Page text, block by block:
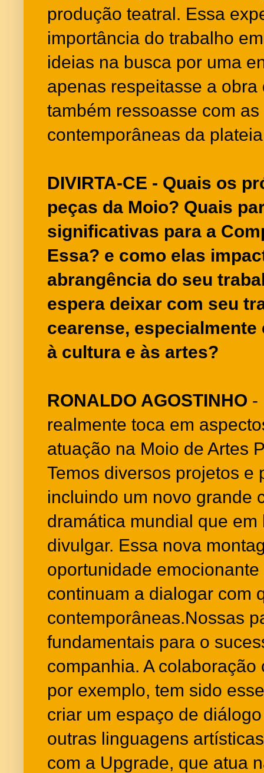
produção teatral. Essa
importância do trabalho
ideias na busca por uma
apenas respeitasse a
também ressoasse com
contemporâneas da
DIVIRTA-CE - Quais os
peças da Moio? Quais
significativas para a
Essa? e como elas
abrangência do seu
espera deixar com seu
cearense,
à cultura e às artes?
RONALDO AGOSTINHO -
realmente toca em
atuação na Moio de Artes
Temos diversos projetos e
incluindo um novo grande
dramática mundial que
divulgar. Essa nova
oportunidade
continuam a dialogar com
contemporâneas.Nossas
fundamentais para o
companhia. A colaboração
por exemplo, tem sido
criar um espaço de
outras linguagens
com a Upgrade, que atua